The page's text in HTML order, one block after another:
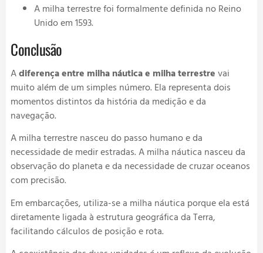
A milha terrestre foi formalmente definida no Reino
Unido em 1593.
Conclusão
Adiferença entre milha náutica e milha terrestrevai
muito além de um simples número. Ela representa dois
momentos distintos da história da medição e da
navegação.
A milha terrestre nasceu do passo humano e da
necessidade de medir estradas. A milha náutica nasceu da
observação do planeta e da necessidade de cruzar oceanos
com precisão.
Em embarcações, utiliza-se a milha náutica porque ela está
diretamente ligada à estrutura geográfica da Terra,
facilitando cálculos de posição e rota.